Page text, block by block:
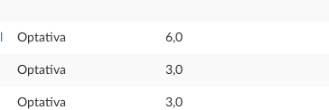
Optativa 6,0
Optativa 3,0
Optativa 3,0